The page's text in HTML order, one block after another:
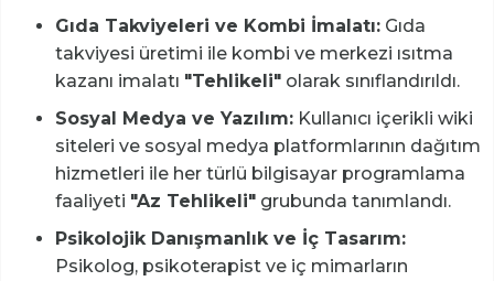
Gıda Takviyeleri ve Kombi İmalatı: Gıda
takviyesi üretimi ile kombi ve merkezi ısıtma
kazanı imalatı "Tehlikeli" olarak sınıflandırıldı.
Sosyal Medya ve Yazılım: Kullanıcı içerikli wiki
siteleri ve sosyal medya platformlarının dağıtım
hizmetleri ile her türlü bilgisayar programlama
faaliyeti "Az Tehlikeli" grubunda tanımlandı.
Psikolojik Danışmanlık ve İç Tasarım:
Psikolog, psikoterapist ve iç mimarların